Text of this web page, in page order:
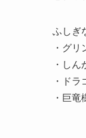
ふしぎ
・ グリ
・し
・ド
・